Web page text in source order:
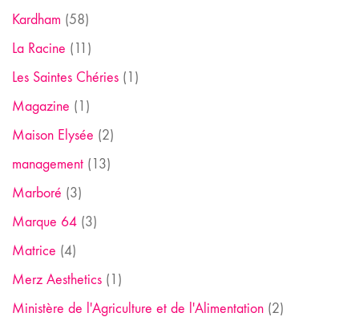
Kardham (58)
La Racine (11)
Les Saintes Chéries (1)
Magazine (1)
Maison Elysée (2)
management (13)
Marboré (3)
Marque 64 (3)
Matrice (4)
Merz Aesthetics (1)
Ministère de l'Agriculture et de l'Alimentation (2)